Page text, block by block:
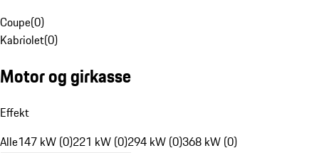
Coupe(0)
Kabriolet(0)
Motor og girkasse
Effekt
Alle147 kW (0)221 kW (0)294 kW (0)368 kW (0)